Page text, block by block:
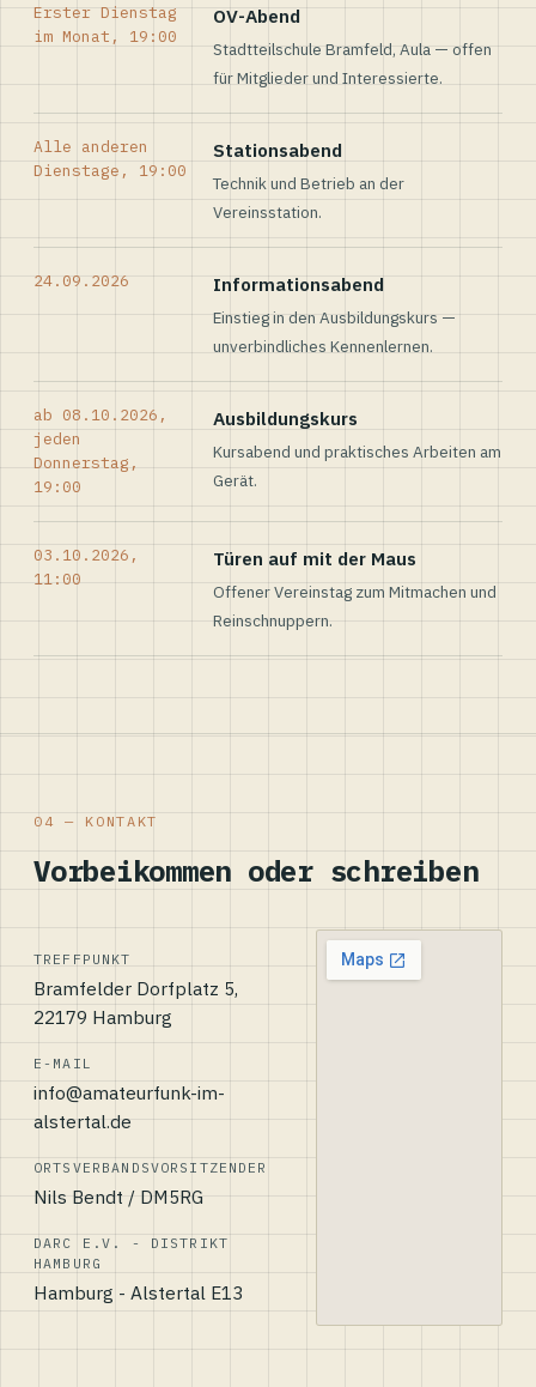
Erster Dienstag
im Monat, 19:00
OV-Abend
Stadtteilschule Bramfeld, Aula — offen
für Mitglieder und Interessierte.
Alle anderen
Dienstage, 19:00
Stationsabend
Technik und Betrieb an der
Vereinsstation.
24.09.2026 Informationsabend
Einstieg in den Ausbildungskurs —
unverbindliches Kennenlernen.
ab 08.10.2026,
jeden
Donnerstag,
19:00
Ausbildungskurs
Kursabend und praktisches Arbeiten am
Gerät.
03.10.2026,
11:00
Türen auf mit der Maus
Offener Vereinstag zum Mitmachen und
Reinschnuppern.
04 — KONTAKT
Vorbeikommen oder schreiben
TREFFPUNKT
Bramfelder Dorfplatz 5,
22179 Hamburg
E-MAIL
info@amateurfunk-im-
alstertal.de
ORTSVERBANDSVORSITZENDER
Nils Bendt / DM5RG
DARC E.V. - DISTRIKT
HAMBURG
Hamburg - Alstertal E13